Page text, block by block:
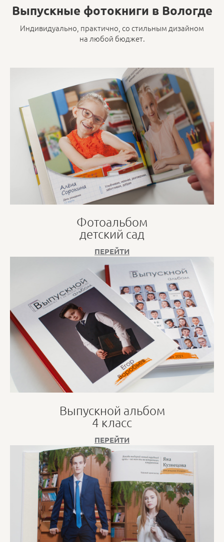
Выпускные фотокниги в Вологде
Индивидуально, практично, со стильным дизайном
на любой бюджет.
Фотоальбом
детский сад
ПЕРЕЙТИ
Выпускной альбом
4 класс
ПЕРЕЙТИ